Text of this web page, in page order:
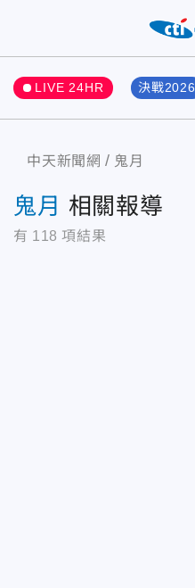
LIVE 24HR 決戰2026
中天新聞網 鬼月
鬼月 相關報導
有 118 項結果